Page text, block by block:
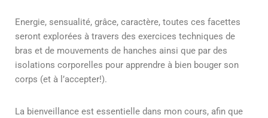
Energie, sensualité, grâce, caractère, toutes ces facettes
seront explorées à travers des exercices techniques de
bras et de mouvements de hanches ainsi que par des
isolations corporelles pour apprendre à bien bouger son
corps (et à l’accepter!).
La bienveillance est essentielle dans mon cours, afin que